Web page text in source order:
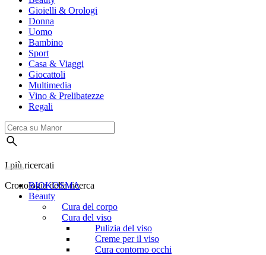
Gioielli & Orologi
Donna
Uomo
Bambino
Sport
Casa & Viaggi
Giocattoli
Multimedia
Vino & Prelibatezze
Regali
I più ricercati
Cronologia della ricerca
BIOKOSMA
Beauty
Cura del corpo
Cura del viso
Pulizia del viso
Creme per il viso
Cura contorno occhi